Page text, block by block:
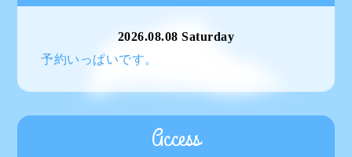
2026.08.08 Saturday
予約いっぱいです。
Access